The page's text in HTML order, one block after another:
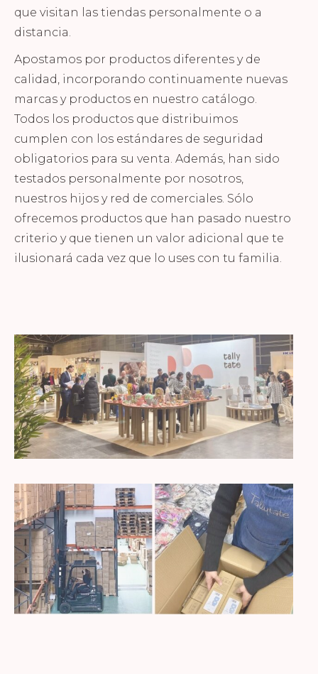
que visitan las tiendas personalmente o a
distancia.
Apostamos por productos diferentes y de
calidad, incorporando continuamente nuevas
marcas y productos en nuestro catálogo.
Todos los productos que distribuimos
cumplen con los estándares de seguridad
obligatorios para su venta. Además, han sido
testados personalmente por nosotros,
nuestros hijos y red de comerciales. Sólo
ofrecemos productos que han pasado nuestro
criterio y que tienen un valor adicional que te
ilusionará cada vez que lo uses con tu familia.